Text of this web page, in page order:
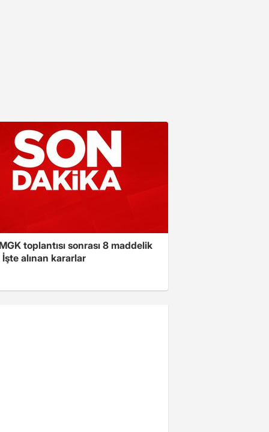
toplantısı sonrası 8 maddelik
alınan kararlar